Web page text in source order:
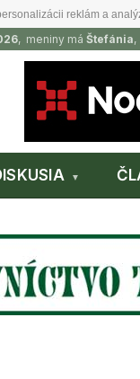
reklám a
, meniny má Štefánia,